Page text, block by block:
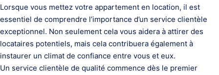
Lorsque vous mettez votre appartement en location, il est
essentiel de comprendre l’importance d’un service clientèle
exceptionnel. Non seulement cela vous aidera à attirer des
locataires potentiels, mais cela contribuera également à
instaurer un climat de confiance entre vous et eux.
Un service clientèle de qualité commence dès le premier